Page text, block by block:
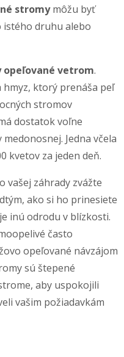
stromymôžu byť
druhu alebo
opeľované vetrom.
ktorý prenáša peľ
stromov
dostatok voľne
Jedna včela
kvetov za jeden deň.
vašej záhrady zvážte
ako si ho prinesiete
inú odrodu v blízkosti.
často
opeľované návzájom
sú štepené
aby uspokojili
vašim požiadavkám